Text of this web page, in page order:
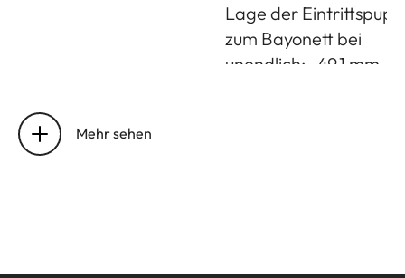
Lage der
zum Bayonett bei
unendlich: -49,1 mm
Entfernungseinstellung
Mehr sehen